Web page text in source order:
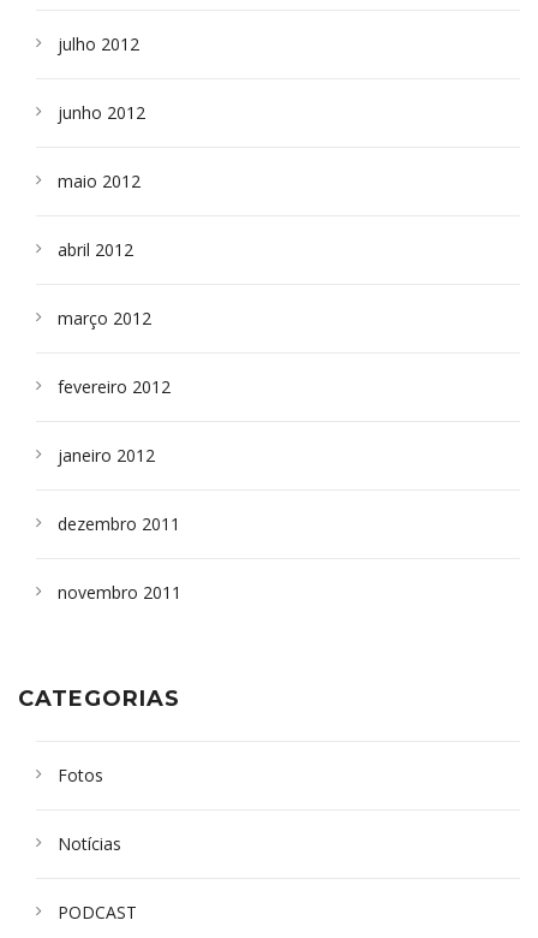
julho 2012
junho 2012
maio 2012
abril 2012
março 2012
fevereiro 2012
janeiro 2012
dezembro 2011
novembro 2011
CATEGORIAS
Fotos
Notícias
PODCAST